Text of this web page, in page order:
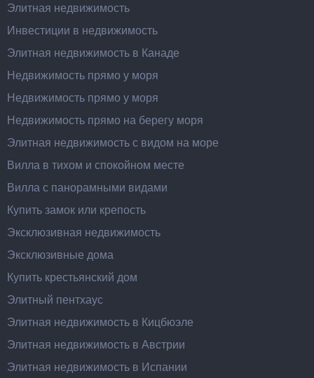
Элитная недвижимость
Инвестиции в недвижимость
Элитная недвижимость в Канаде
Недвижимость прямо у моря
Недвижимость прямо у моря
Недвижимость прямо на берегу моря
Элитная недвижимость с видом на море
Вилла в тихом и спокойном месте
Вилла с панорамными видами
Купить замок или крепость
Эксклюзивная недвижимость
Эксклюзивные дома
Купить крестьянский дом
Элитный пентхаус
Элитная недвижимость в Кицбюэле
Элитная недвижимость в Австрии
Элитная недвижимость в Испании